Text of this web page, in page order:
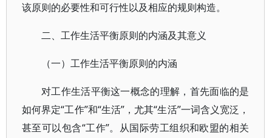
该原则的必要性和可行性以及相应的规则构造。
二、工作生活平衡原则的内涵及其意义
（一）工作生活平衡原则的内涵
对工作生活平衡这一概念的理解，首先面临的是
如何界定“工作”和“生活”，尤其“生活”一词含义宽泛，
甚至可以包含“工作”。从国际劳工组织和欧盟的相关